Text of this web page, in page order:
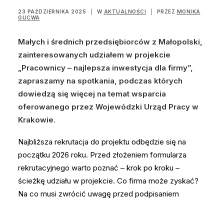
23 PAŹDZIERNIKA 2025 W AKTUALNOŚCI PRZEZ MONIKA
GUCWA
Małych i średnich przedsiębiorców z Małopolski,
zainteresowanych udziałem w projekcie
„Pracownicy – najlepsza inwestycja dla firmy”,
zapraszamy na spotkania, podczas których
dowiedzą się więcej na temat wsparcia
oferowanego przez Wojewódzki Urząd Pracy w
Krakowie.
Najbliższa rekrutacja do projektu odbędzie się na
początku 2026 roku. Przed złożeniem formularza
rekrutacyjnego warto poznać – krok po kroku –
ścieżkę udziału w projekcie. Co firma może zyskać?
Na co musi zwrócić uwagę przed podpisaniem